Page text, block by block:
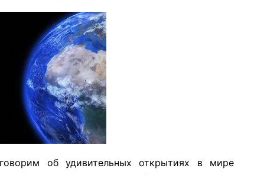
об удивительных открытиях в мире